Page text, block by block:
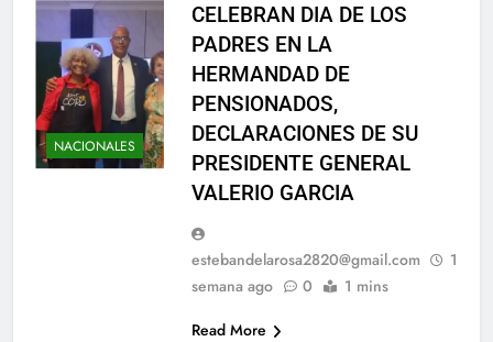
NACIONALES
CELEBRAN DIA DE LOS
PADRES EN LA
HERMANDAD DE
PENSIONADOS,
DECLARACIONES DE SU
PRESIDENTE GENERAL
VALERIO GARCIA
estebandelarosa2820@gmail.com
1
semana ago
0
1 mins
Read More